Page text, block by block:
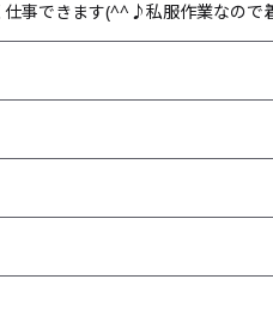
仕事できます(^^♪私服作業なの